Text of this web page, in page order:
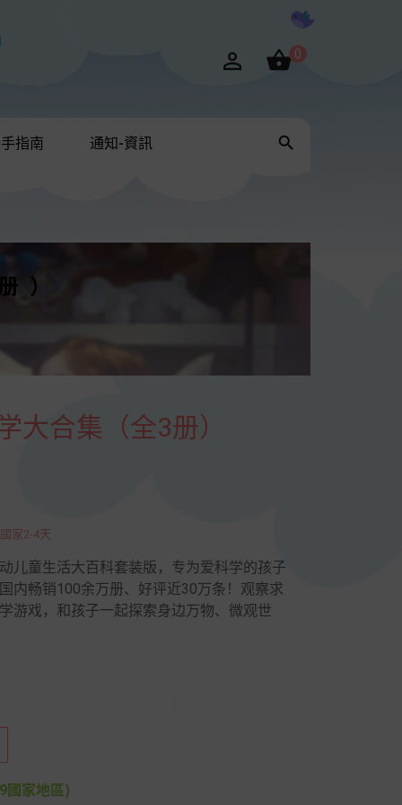
 0
指南 通知-資訊 
）
大合集（全3册）
家2-4天
儿童生活大百科套装版，专为爱科学的孩子
内畅销100余万册、好评近30万条！观察求
游戏，和孩子一起探索身边万物、微观世
國家地區)